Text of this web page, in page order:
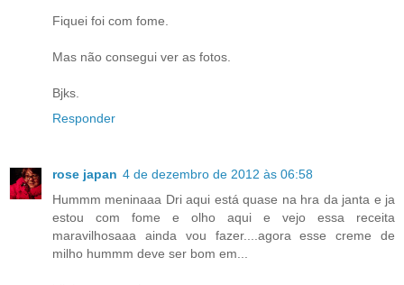
Fiquei foi com fome.
Mas não consegui ver as fotos.
Bjks.
Responder
rose japan 4 de dezembro de 2012 às 06:58
Hummm meninaaa Dri aqui está quase na hra da janta e ja
estou com fome e olho aqui e vejo essa receita
maravilhosaaa ainda vou fazer....agora esse creme de
milho hummm deve ser bom em...